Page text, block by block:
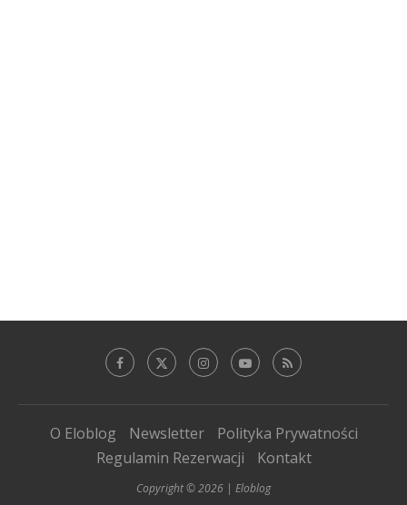
O Eloblog Newsletter
Polityka Prywatności
Regulamin Rezerwacji
Kontakt
Copyright © 2026 | Eloblog